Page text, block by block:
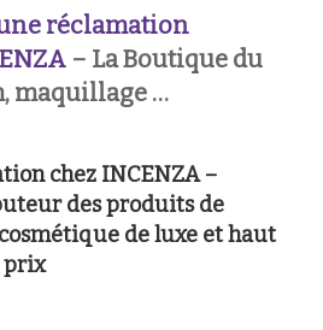
réclamation
– La Boutique du
maquillage …
chez INCENZA –
des produits de
de luxe et haut
prix